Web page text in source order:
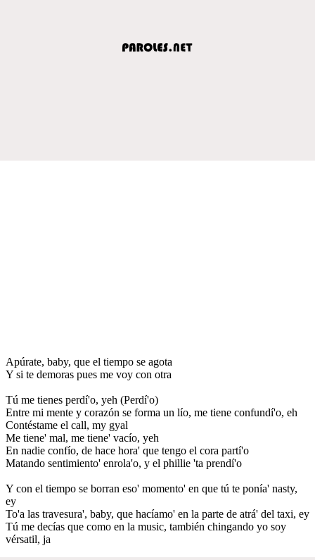
Apúrate, baby, que el tiempo se agota
Y si te demoras pues me voy con otra
Tú me tienes perdí'o, yeh (Perdí'o)
Entre mi mente y corazón se forma un lío, me tiene confundí'o, eh
Contéstame el call, my gyal
Me tiene' mal, me tiene' vacío, yeh
En nadie confío, de hace hora' que tengo el cora partí'o
Matando sentimiento' enrola'o, y el phillie 'ta prendí'o
Y con el tiempo se borran eso' momento' en que tú te ponía' nasty,
ey
To'a las travesura', baby, que hacíamo' en la parte de atrá' del taxi, ey
Tú me decías que como en la music, también chingando yo soy
vérsatil, ja